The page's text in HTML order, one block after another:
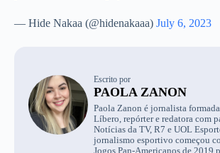
— Hide Nakaa (@hidenakaaa) July 6, 2023
Escrito por
PAOLA ZANON
Paola Zanon é jornalista
Líbero, repórter e redatora com
Notícias da TV, R7 e UOL
jornalismo esportivo começou
Jogos Pan-Americanos de 2019